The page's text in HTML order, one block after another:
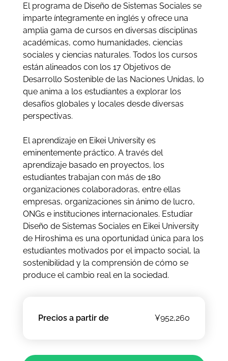
El programa de Diseño de Sistemas Sociales se
imparte íntegramente en inglés y ofrece una
amplia gama de cursos en diversas disciplinas
académicas, como humanidades, ciencias
sociales y ciencias naturales. Todos los cursos
están alineados con los 17 Objetivos de
Desarrollo Sostenible de las Naciones Unidas, lo
que anima a los estudiantes a explorar los
desafíos globales y locales desde diversas
perspectivas.
El aprendizaje en Eikei University es
eminentemente práctico. A través del
aprendizaje basado en proyectos, los
estudiantes trabajan con más de 180
organizaciones colaboradoras, entre ellas
empresas, organizaciones sin ánimo de lucro,
ONGs e instituciones internacionales. Estudiar
Diseño de Sistemas Sociales en Eikei University
de Hiroshima es una oportunidad única para los
estudiantes motivados por el impacto social, la
sostenibilidad y la comprensión de cómo se
produce el cambio real en la sociedad.
Precios a partir de ¥952,260